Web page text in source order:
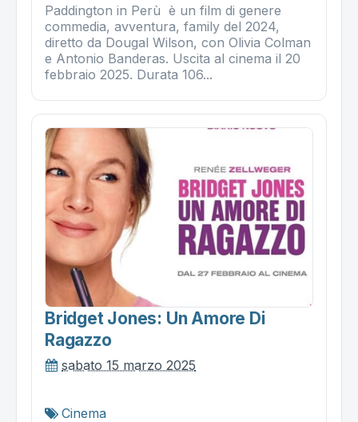
Paddington in Perù è un film di genere
commedia, avventura, family del 2024,
diretto da Dougal Wilson, con Olivia Colman
e Antonio Banderas. Uscita al cinema il 20
febbraio 2025. Durata 106...
Bridget Jones: Un Amore Di
Ragazzo
sabato 15 marzo 2025
Cinema